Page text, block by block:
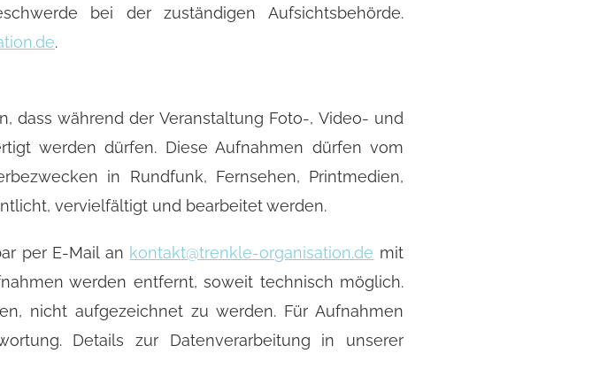
bei der zuständigen Aufsichtsbehörde.
.
dass während der Veranstaltung Foto-, Video- und
werden dürfen. Diese Aufnahmen dürfen vom
in Rundfunk, Fernsehen, Printmedien,
vervielfältigt und bearbeitet werden.
per E-Mail an kontakt@trenkle-organisation.de mit
werden entfernt, soweit technisch möglich.
nicht aufgezeichnet zu werden. Für Aufnahmen
Details zur Datenverarbeitung in unserer